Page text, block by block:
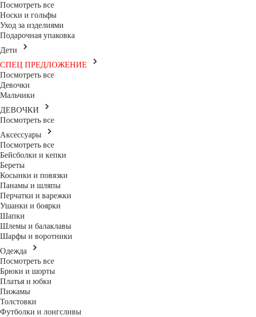
Посмотреть все
Носки и гольфы
Уход за изделиями
Подарочная упаковка
Дети
СПЕЦ ПРЕДЛОЖЕНИЕ
Посмотреть все
Девочки
Мальчики
ДЕВОЧКИ
Посмотреть все
Аксессуары
Посмотреть все
Бейсболки и кепки
Береты
Косынки и повязки
Панамы и шляпы
Перчатки и варежки
Ушанки и боярки
Шапки
Шлемы и балаклавы
Шарфы и воротники
Одежда
Посмотреть все
Брюки и шорты
Платья и юбки
Пижамы
Толстовки
Футболки и лонгсливы